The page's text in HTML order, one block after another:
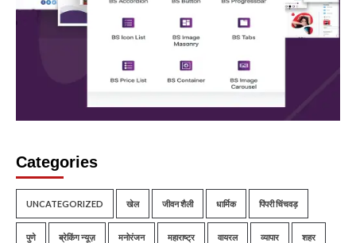
Categories
UNCATEGORIZED खेल जीवन शैली धार्मिक पिंपरी चिंचवड़
पुणे ब्रेकिंग न्यूज़ मनोरंजन महाराष्ट्र वायरल व्यापार शहर